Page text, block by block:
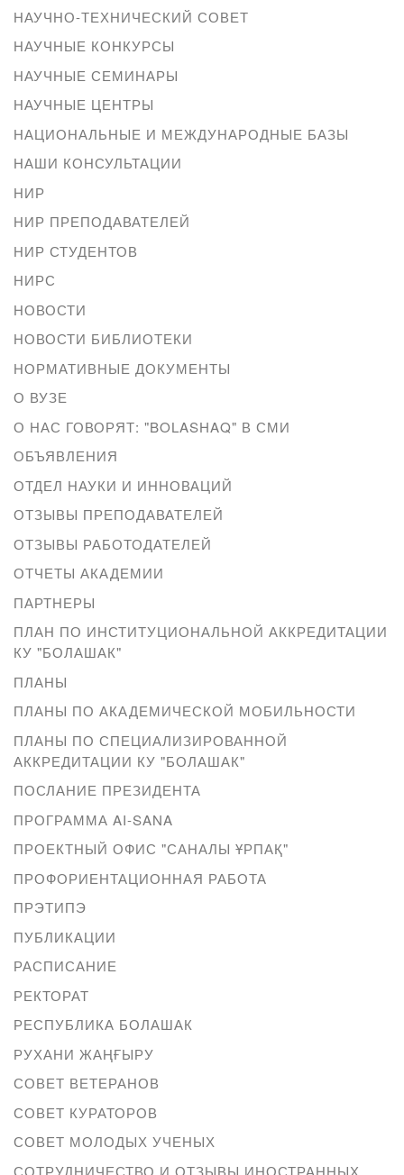
НАУЧНО-ТЕХНИЧЕСКИЙ СОВЕТ
НАУЧНЫЕ КОНКУРСЫ
НАУЧНЫЕ СЕМИНАРЫ
НАУЧНЫЕ ЦЕНТРЫ
НАЦИОНАЛЬНЫЕ И МЕЖДУНАРОДНЫЕ БАЗЫ
НАШИ КОНСУЛЬТАЦИИ
НИР
НИР ПРЕПОДАВАТЕЛЕЙ
НИР СТУДЕНТОВ
НИРС
НОВОСТИ
НОВОСТИ БИБЛИОТЕКИ
НОРМАТИВНЫЕ ДОКУМЕНТЫ
О ВУЗЕ
О НАС ГОВОРЯТ: "BOLASHAQ" В СМИ
ОБЪЯВЛЕНИЯ
ОТДЕЛ НАУКИ И ИННОВАЦИЙ
ОТЗЫВЫ ПРЕПОДАВАТЕЛЕЙ
ОТЗЫВЫ РАБОТОДАТЕЛЕЙ
ОТЧЕТЫ АКАДЕМИИ
ПАРТНЕРЫ
ПЛАН ПО ИНСТИТУЦИОНАЛЬНОЙ АККРЕДИТАЦИИ
КУ "БОЛАШАК"
ПЛАНЫ
ПЛАНЫ ПО АКАДЕМИЧЕСКОЙ МОБИЛЬНОСТИ
ПЛАНЫ ПО СПЕЦИАЛИЗИРОВАННОЙ
АККРЕДИТАЦИИ КУ "БОЛАШАК"
ПОСЛАНИЕ ПРЕЗИДЕНТА
ПРОГРАММА AI-SANA
ПРОЕКТНЫЙ ОФИС "САНАЛЫ ҰРПАҚ"
ПРОФОРИЕНТАЦИОННАЯ РАБОТА
ПРЭТИПЭ
ПУБЛИКАЦИИ
РАСПИСАНИЕ
РЕКТОРАТ
РЕСПУБЛИКА БОЛАШАК
РУХАНИ ЖАҢҒЫРУ
СОВЕТ ВЕТЕРАНОВ
СОВЕТ КУРАТОРОВ
СОВЕТ МОЛОДЫХ УЧЕНЫХ
СОТРУДНИЧЕСТВО И ОТЗЫВЫ ИНОСТРАННЫХ